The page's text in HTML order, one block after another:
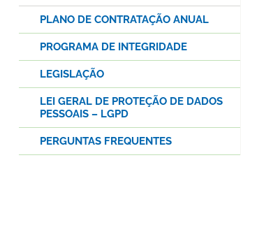
PLANO DE CONTRATAÇÃO ANUAL
PROGRAMA DE INTEGRIDADE
LEGISLAÇÃO
LEI GERAL DE PROTEÇÃO DE DADOS
PESSOAIS – LGPD
PERGUNTAS FREQUENTES